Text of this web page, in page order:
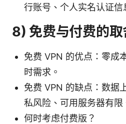
行账号、个人实名认证信
8) 免费与付费的取
免费 VPN 的优点：零成
时需求。
免费 VPN 的缺点：数据
私风险、可用服务器有限
何时考虑付费版？